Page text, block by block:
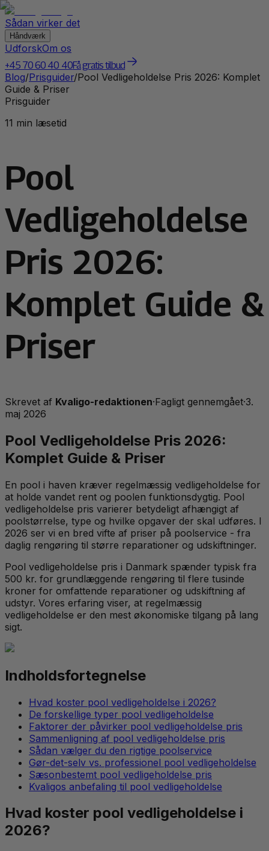
Sådan virker det
Håndværk
UdforskOm os
+45 70 60 40 40Få gratis tilbud
Blog/Prisguider/Pool Vedligeholdelse Pris 2026: Komplet
Guide & Priser
Prisguider
11 min læsetid
Pool
Vedligeholdelse
Pris 2026:
Komplet Guide &
Priser
Skrevet af Kvaligo-redaktionen·Fagligt gennemgået·3.
maj 2026
Pool Vedligeholdelse Pris 2026:
Komplet Guide & Priser
En pool i haven kræver regelmæssig vedligeholdelse for
at holde vandet rent og poolen funktionsdygtig. Pool
vedligeholdelse pris varierer betydeligt afhængigt af
poolstørrelse, type og hvilke opgaver der skal udføres. I
2026 ser vi en bred vifte af priser på poolservice - fra
daglig rengøring til større reparationer og udskiftninger.
Pool vedligeholdelse pris i Danmark spænder typisk fra
500 kr. for grundlæggende rengøring til flere tusinde
kroner for omfattende reparationer og udskiftning af
udstyr. Vores erfaring viser, at regelmæssig
vedligeholdelse er den mest økonomiske tilgang på lang
sigt.
Indholdsfortegnelse
Hvad koster pool vedligeholdelse i 2026?
De forskellige typer pool vedligeholdelse
Faktorer der påvirker pool vedligeholdelse pris
Sammenligning af pool vedligeholdelse pris
Sådan vælger du den rigtige poolservice
Gør-det-selv vs. professionel pool vedligeholdelse
Sæsonbestemt pool vedligeholdelse pris
Kvaligos anbefaling til pool vedligeholdelse
Hvad koster pool vedligeholdelse i
2026?